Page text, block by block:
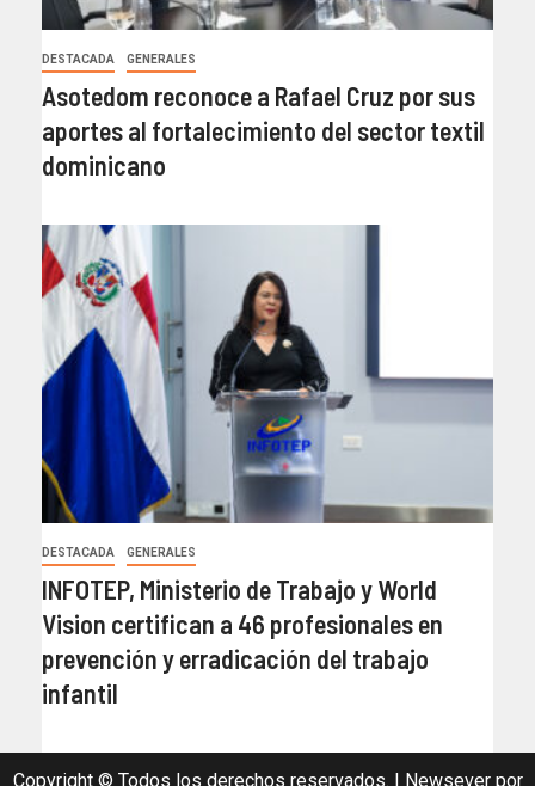
DESTACADA GENERALES
Asotedom reconoce a Rafael Cruz por sus
aportes al fortalecimiento del sector textil
dominicano
DESTACADA GENERALES
INFOTEP, Ministerio de Trabajo y World
Vision certifican a 46 profesionales en
prevención y erradicación del trabajo
infantil
Copyright © Todos los derechos reservados. Newseverpor